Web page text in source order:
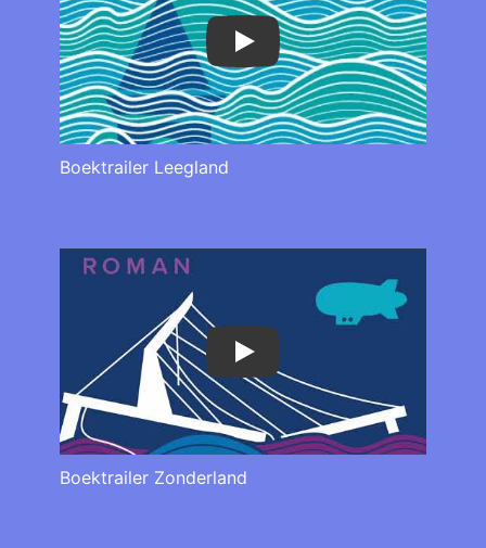
Play
Boektrailer Leegland
Play
Boektrailer Zonderland